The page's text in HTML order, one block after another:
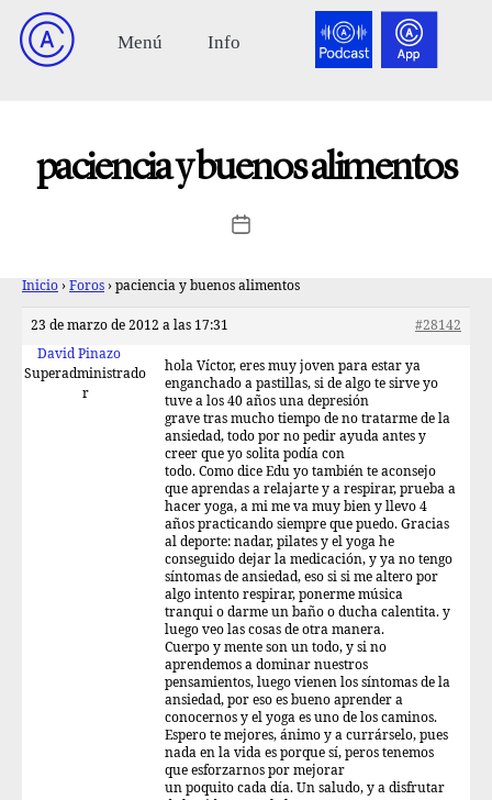
paciencia y buenos alimentos
Inicio › Foros › paciencia y buenos alimentos
23 de marzo de 2012 a las 17:31
#28142
David Pinazo
Superadministrado
r
hola Víctor, eres muy joven para estar ya
enganchado a pastillas, si de algo te sirve yo
tuve a los 40 años una depresión
grave tras mucho tiempo de no tratarme de la
ansiedad, todo por no pedir ayuda antes y
creer que yo solita podía con
todo. Como dice Edu yo también te aconsejo
que aprendas a relajarte y a respirar, prueba a
hacer yoga, a mi me va muy bien y llevo 4
años practicando siempre que puedo. Gracias
al deporte: nadar, pilates y el yoga he
conseguido dejar la medicación, y ya no tengo
síntomas de ansiedad, eso si si me altero por
algo intento respirar, ponerme música
tranqui o darme un baño o ducha calentita. y
luego veo las cosas de otra manera.
Cuerpo y mente son un todo, y si no
aprendemos a dominar nuestros
pensamientos, luego vienen los síntomas de la
ansiedad, por eso es bueno aprender a
conocernos y el yoga es uno de los caminos.
Espero te mejores, ánimo y a currárselo, pues
nada en la vida es porque sí, peros tenemos
que esforzarnos por mejorar
un poquito cada día. Un saludo, y a disfrutar